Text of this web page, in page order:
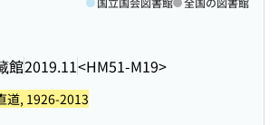
館2019.11<HM51-M19>
道, 1926-2013